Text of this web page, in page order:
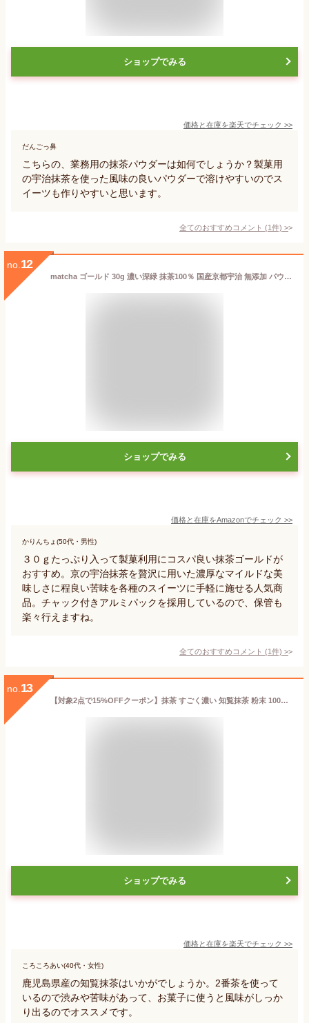
ショップでみる
価格と在庫を楽天でチェック >>
だんごっ鼻
こちらの、業務用の抹茶パウダーは如何でしょうか？製菓用
の宇治抹茶を使った風味の良いパウダーで溶けやすいのでス
イーツも作りやすいと思います。
全てのおすすめコメント (1件) >
no. 12
matcha ゴールド 30g 濃い深緑 抹茶100％ 国産京都宇治 無添加 パウダー 粉末 挽きたて 本格派 uji powder お稽古用 製菓用 料理用 抹茶ラテ 本場 30g
ショップでみる
価格と在庫をAmazonでチェック >>
かりんちょ(50代・男性)
３０ｇたっぷり入って製菓利用にコスパ良い抹茶ゴールドが
おすすめ。京の宇治抹茶を贅沢に用いた濃厚なマイルドな美
味しさに程良い苦味を各種のスイーツに手軽に施せる人気商
品。チャック付きアルミパックを採用しているので、保管も
楽々行えますね。
全てのおすすめコメント (1件) >
no. 13
【対象2点で15%OFFクーポン】抹茶 すごく濃い 知覧抹茶 粉末 100g matcha 知覧抹茶 二番茶 碾茶 抹茶粉末 抹茶パウダー 国産 緑茶 お菓子作り 鹿児島県産 お茶 抹茶粉 お抹茶 日本茶 抹茶ハイ 抹茶スイーツ パフェ アイス パン 製菓用 送料無料 nkdy
ショップでみる
価格と在庫を楽天でチェック >>
ころころあい(40代・女性)
鹿児島県産の知覧抹茶はいかがでしょうか。2番茶を使って
いるので渋みや苦味があって、お菓子に使うと風味がしっか
り出るのでオススメです。